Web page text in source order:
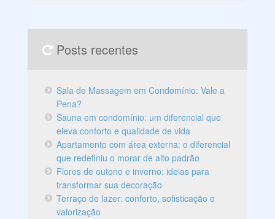
Posts recentes
Sala de Massagem em Condomínio: Vale a
Pena?
Sauna em condomínio: um diferencial que
eleva conforto e qualidade de vida
Apartamento com área externa: o diferencial
que redefiniu o morar de alto padrão
Flores de outono e inverno: ideias para
transformar sua decoração
Terraço de lazer: conforto, sofisticação e
valorização